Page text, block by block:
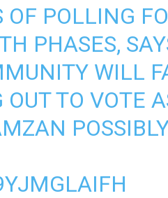
OF POLLING
PHASES,
WILL
TO VOTE